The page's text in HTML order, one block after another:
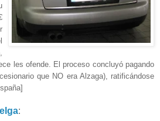
les ofende. El proceso concluyó pagando
que NO era Alzaga), ratificándose
: